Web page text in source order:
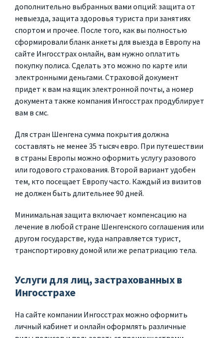
дополнительно выбранных вами опций: защита от
невыезда, защита здоровья туриста при занятиях
спортом и прочее. После того, как вы полностью
сформировали бланк анкеты для выезда в Европу на
сайте Ингосстрах онлайн, вам нужно оплатить
покупку полиса. Сделать это можно по карте или
электронными деньгами. Страховой документ
придет к вам на ящик электронной почты, а номер
документа также компания Ингосстрах продублирует
вам в смс.
Для стран Шенгена сумма покрытия должна
составлять не менее 35 тысяч евро. При путешествии
в страны Европы можно оформить услугу разового
или годового страхования. Второй вариант удобен
тем, кто посещает Европу часто. Каждый из визитов
не должен быть длительнее 90 дней.
Минимальная защита включает компенсацию на
лечение в любой стране Шенгенского соглашения или
другом государстве, куда направляется турист,
транспортировку домой или же репатриацию тела.
Услуги для лиц, застрахованных в
Ингосстрахе
На сайте компании Ингосстрах можно оформить
личный кабинет и онлайн оформлять различные